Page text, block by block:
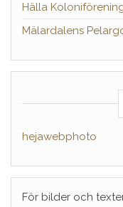
Hälla
Mälardalens
hejawebphoto
För bilder och